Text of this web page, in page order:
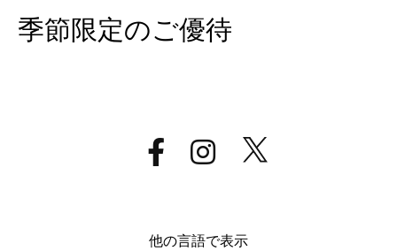
季節限定のご優待
他の言語で表示